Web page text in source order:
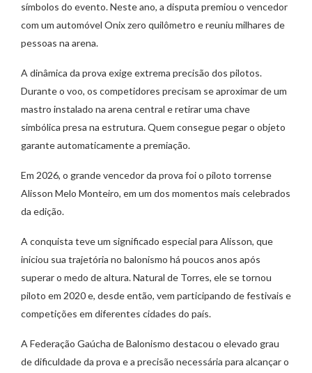
símbolos do evento. Neste ano, a disputa premiou o vencedor
com um automóvel Onix zero quilômetro e reuniu milhares de
pessoas na arena.
A dinâmica da prova exige extrema precisão dos pilotos.
Durante o voo, os competidores precisam se aproximar de um
mastro instalado na arena central e retirar uma chave
simbólica presa na estrutura. Quem consegue pegar o objeto
garante automaticamente a premiação.
Em 2026, o grande vencedor da prova foi o piloto torrense
Alisson Melo Monteiro, em um dos momentos mais celebrados
da edição.
A conquista teve um significado especial para Alisson, que
iniciou sua trajetória no balonismo há poucos anos após
superar o medo de altura. Natural de Torres, ele se tornou
piloto em 2020 e, desde então, vem participando de festivais e
competições em diferentes cidades do país.
A Federação Gaúcha de Balonismo destacou o elevado grau
de dificuldade da prova e a precisão necessária para alcançar o